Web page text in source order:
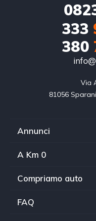
333
380
Via
81056
Annunci
A Km 0
Compriamo auto
FAQ